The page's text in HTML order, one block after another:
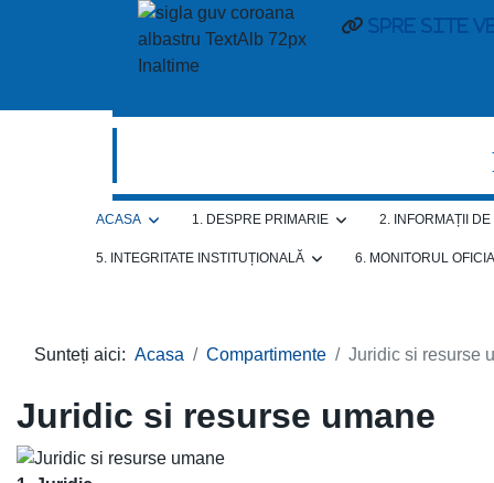
Spre site
ACASA 1. DESPRE PRIMARIE 2. INFORMAȚII
5. INTEGRITATE INSTITUȚIONALĂ 6. MONITORUL
Sunteți aici: Acasa Compartimente Juridic si resurse
Juridic si resurse umane